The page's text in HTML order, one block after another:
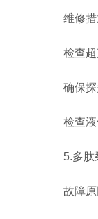
维修措
检查超声
确保探头
检查液体
5.多肽裂
故障原